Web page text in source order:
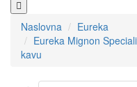
Naslovna
Eureka
Eureka Mignon
kavu